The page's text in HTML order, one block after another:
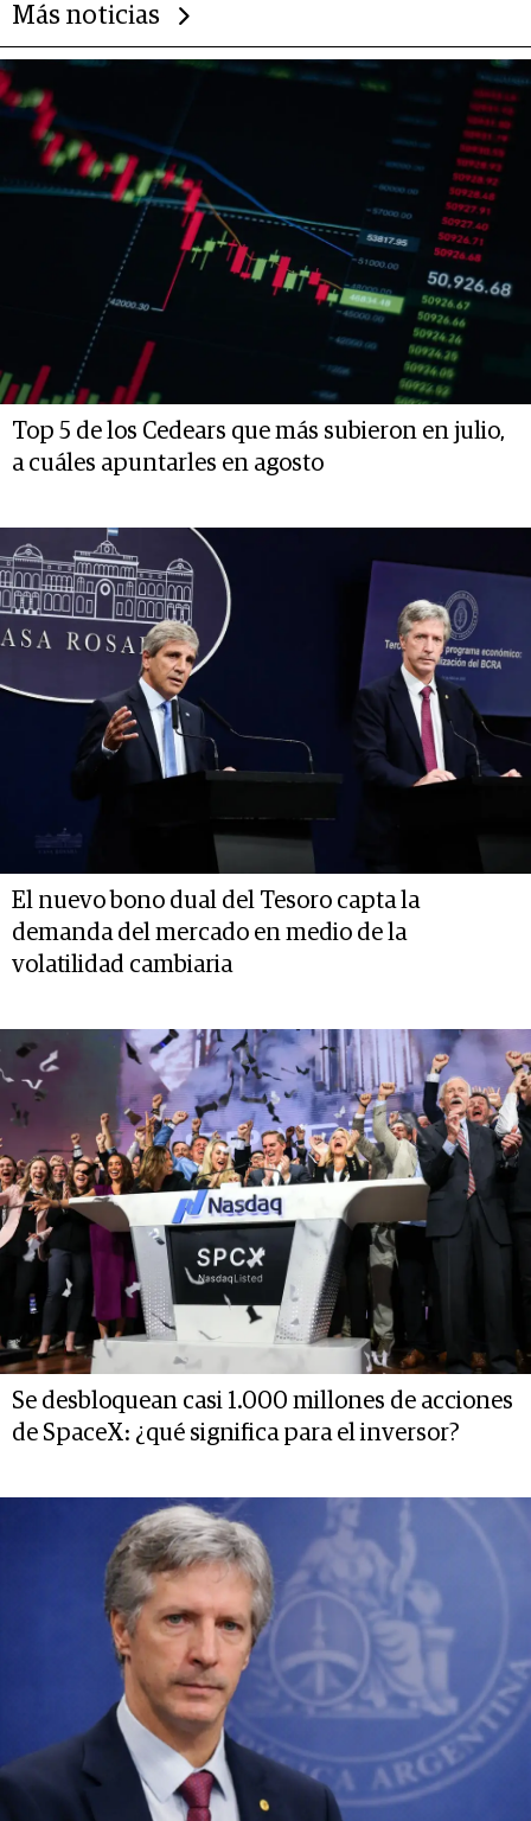
Más noticias
Top 5 de los Cedears que más subieron en julio,
a cuáles apuntarles en agosto
El nuevo bono dual del Tesoro capta la
demanda del mercado en medio de la
volatilidad cambiaria
Se desbloquean casi 1.000 millones de acciones
de SpaceX: ¿qué significa para el inversor?